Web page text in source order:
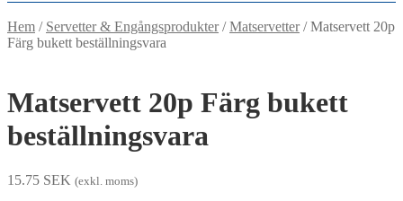
Hem / Servetter & Engångsprodukter/Matservetter/Matservett 20p
Färg bukett beställningsvara
Matservett 20p Färg bukett
beställningsvara
15.75 SEK (exkl. moms)